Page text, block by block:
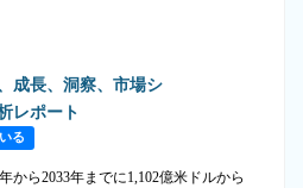
成長、洞察、市場シ
レポート
る
から2033年までに1,102億米ドルから